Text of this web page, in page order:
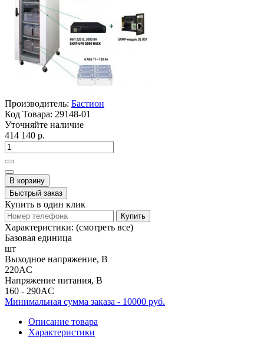
Производитель: Бастион
Код Товара: 29148-01
Уточняйте наличие
414 140 р.
В корзину
Быстрый заказ
Купить в один клик
Купить
Характеристики: (смотреть все)
Базовая единица
шт
Выходное напряжение, В
220AC
Напряжение питания, В
160 - 290AC
Минимальная сумма заказа - 10000 руб.
Описание товара
Характеристики